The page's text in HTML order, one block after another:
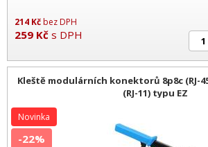
214 Kčbez DPH
259 Kč s DPH
Kleště modulárních konektorů 8p8c (RJ-
(RJ-11) typu EZ
Novinka
-22%